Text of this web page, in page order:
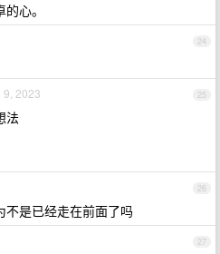
心。
24
25
9, 2023
法
26
不是已经走在前面了吗
27